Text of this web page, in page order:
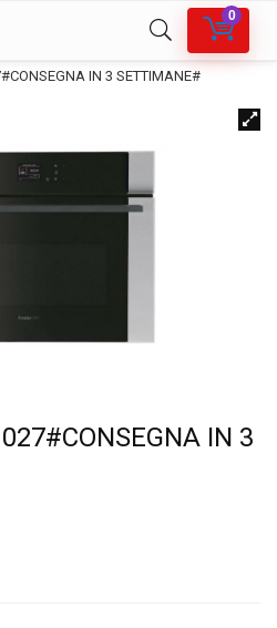
0
IN 3 SETTIMANE#
IN 3